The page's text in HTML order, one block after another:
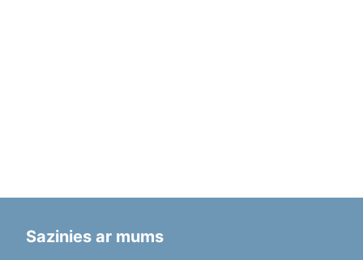
Sazinies ar mums